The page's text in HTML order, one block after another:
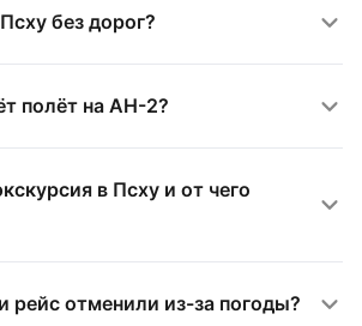
без дорог?
полёт на АН-2?
в Псху и от чего
рейс отменили из-за погоды?